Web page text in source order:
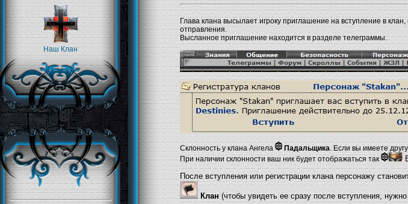
Наш Клан
Глава клана высылает игроку приглашение на вступление в
отправления.
Высланное приглашение находится в разделе телеграммы.
Склонность у клана Ангела Падальщика. Если вы имеете
При наличии склонности ваш ник будет отображаться так
После вступления или регистрации клана персонажу
Клан(чтобы увидеть ее сразу после вступления,